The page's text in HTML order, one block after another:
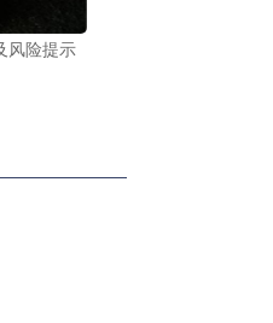
风险提示